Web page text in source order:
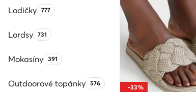
LodičkyPočet produktov:
777
LordsyPočet produktov:
731
MokasínyPočet produktov:
391
Outdoorové topánkyPočet produktov:
576
-33%